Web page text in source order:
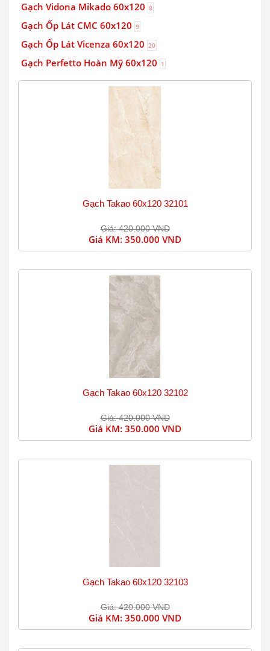
Gạch Vidona Mikado 60x120 8
Gạch Ốp Lát CMC 60x120 9
Gạch Ốp Lát Vicenza 60x120 20
Gạch Perfetto Hoàn Mỹ 60x120 1
Gạch Takao 60x120 32101
Giá: 420.000 VND
Giá KM: 350.000 VND
Gạch Takao 60x120 32102
Giá: 420.000 VND
Giá KM: 350.000 VND
Gạch Takao 60x120 32103
Giá: 420.000 VND
Giá KM: 350.000 VND